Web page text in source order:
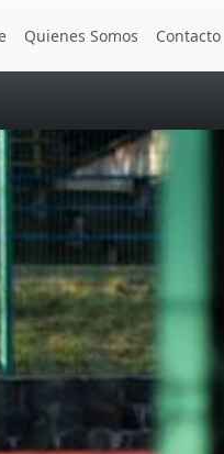
Quienes Somos Contacto